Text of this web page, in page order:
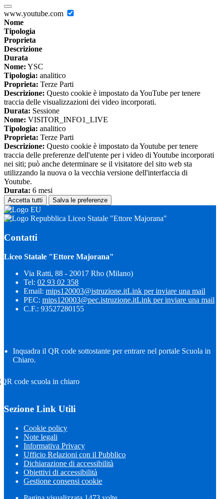
www.youtube.com
Nome
Tipologia
Proprieta
Descrizione
Durata
Nome: YSC
Tipologia: analitico
Proprieta: Terze Parti
Descrizione: Questo cookie è impostato da YouTube per tenere
traccia delle visualizzazioni dei video incorporati.
Durata: Sessione
Nome: VISITOR_INFO1_LIVE
Tipologia: analitico
Proprieta: Terze Parti
Descrizione: Questo cookie è impostato da Youtube per tenere
traccia delle preferenze dell'utente per i video di Youtube incorporati
nei siti; può anche determinare se il visitatore del sito web sta
utilizzando la nuova o la vecchia versione dell'interfaccia di
Youtube.
Durata: 6 mesi
Accetta tutti Salva le preferenze
Liceo Statale "Ettore Majorana"
Contatti
Liceo Statale "Ettore Majorana"
Via Ratti, 88 - 20017 Rho (Milano)
Tel: 02 93 02 358
Email: mips120003@istruzione.itLink per inviare una mail
PEC: mips120003@pec.istruzione.itLink per inviare una mail
C.F.: 93527280155
Inquadra il QR code sottostante per entrare nel portale Scuola in
Chiaro.
Sezione Link Utili
Cookie policy
Note legali
Informativa Privacy
Ufficio Relazioni con il Pubblico
Dichiarazione di accessibilità
Obiettivi di accessibilità
Gestione consensi cookie